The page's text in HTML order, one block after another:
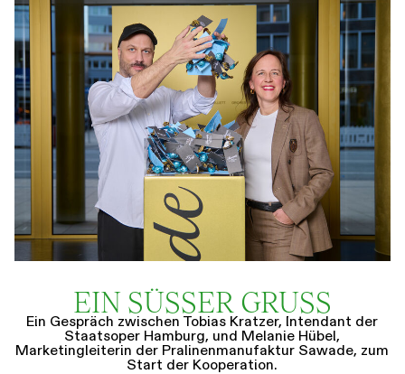
EIN SÜSSER GRUSS
Ein Gespräch zwischen Tobias Kratzer, Intendant der
Staatsoper Hamburg, und Melanie Hübel,
Marketingleiterin der Pralinenmanufaktur Sawade, zum
Start der Kooperation.